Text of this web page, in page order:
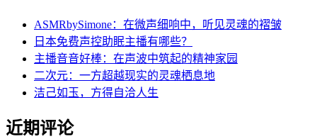
ASMRbySimone：在微声细响中，听见灵魂的褶皱
日本免费声控助眠主播有哪些？
主播音音好棒：在声波中筑起的精神家园
二次元：一方超越现实的灵魂栖息地
洁己如玉，方得自洽人生
近期评论